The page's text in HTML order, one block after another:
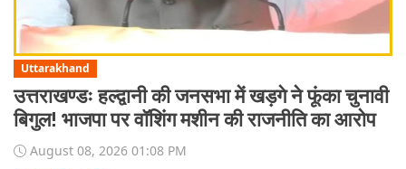
Uttarakhand
उत्तराखण्डः हल्द्वानी की जनसभा में खड़गे ने फूंका चुनावी
बिगुल! भाजपा पर वॉशिंग मशीन की राजनीति का आरोप
August 08, 2026 01:08 PM